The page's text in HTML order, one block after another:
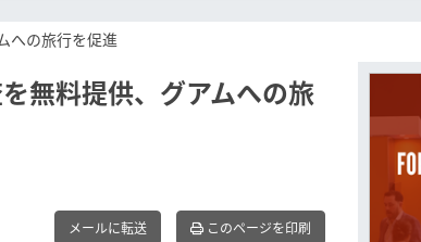
への旅行を促進
無料提供、グアムへの旅
メールに転送 このページを印刷